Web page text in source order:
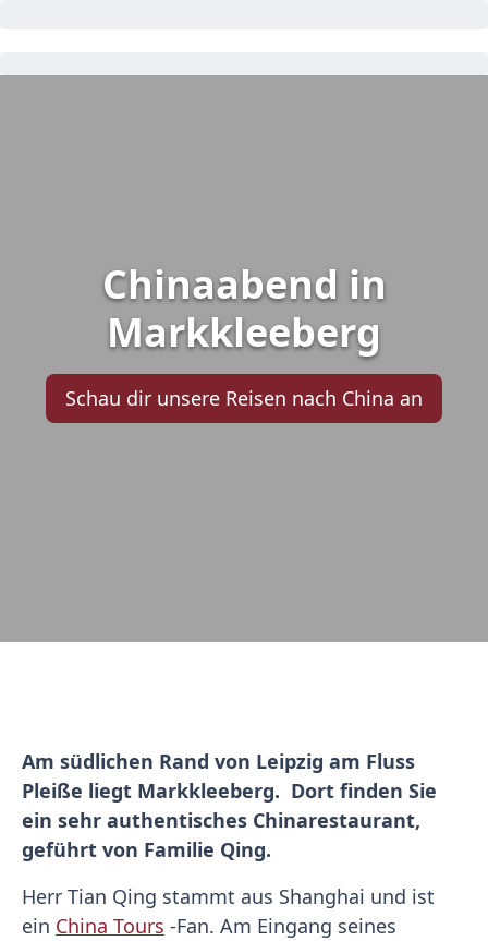
Chinaabend in
Markkleeberg
Schau dir unsere Reisen nach China an
Am südlichen Rand von Leipzig am Fluss
Pleiße liegt Markkleeberg. Dort finden Sie
ein sehr authentisches Chinarestaurant,
geführt von Familie Qing.
Herr Tian Qing stammt aus Shanghai und ist
ein China Tours -Fan. Am Eingang seines